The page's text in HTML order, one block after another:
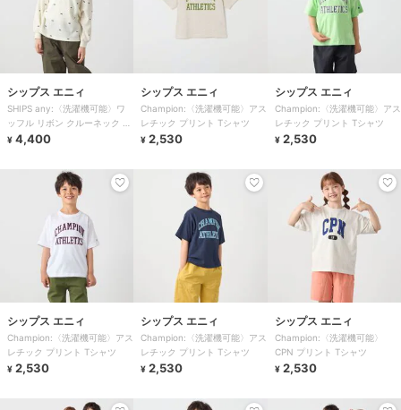
シップス エニィ
SHIPS any:〈洗濯機可能〉ワ
ッフル リボン クルーネック プ
ルオーバー
¥ 4,400
シップス エニィ
Champion:〈洗濯機可能〉アス
レチック プリント Tシャツ
¥ 2,530
シップス エニィ
Champion:〈洗濯機可能〉アス
レチック プリント Tシャツ
¥ 2,530
シップス エニィ
Champion:〈洗濯機可能〉アス
レチック プリント Tシャツ
¥ 2,530
シップス エニィ
Champion:〈洗濯機可能〉アス
レチック プリント Tシャツ
¥ 2,530
シップス エニィ
Champion:〈洗濯機可能〉
CPN プリント Tシャツ
¥ 2,530